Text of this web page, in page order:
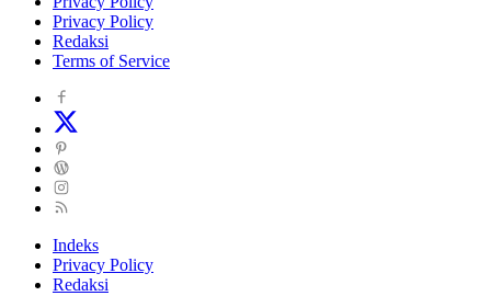
Privacy Policy
Redaksi
Terms of Service
Indeks
Privacy Policy
Redaksi